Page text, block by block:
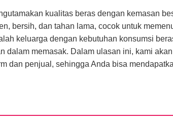
kualitas beras dengan kemasan
bersih, dan tahan lama, cocok untuk
keluarga dengan kebutuhan konsumsi
dalam memasak. Dalam ulasan ini, kami akan
dan penjual, sehingga Anda bisa